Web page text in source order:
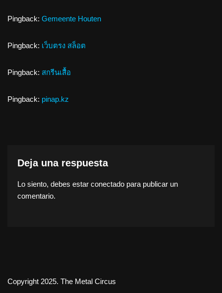
Pingback: Gemeente Houten
Pingback: เว็บตรง สล็อต
Pingback: สกรีนเสื้อ
Pingback: pinap.kz
Deja una respuesta
Lo siento, debes estar conectado para publicar un
comentario.
Copyright 2025. The Metal Circus